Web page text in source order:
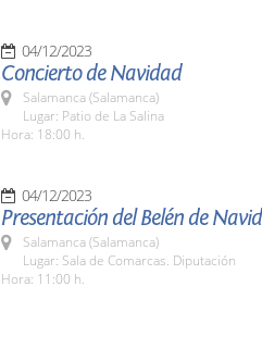
04/12/2023
Concierto de Navidad
Salamanca (Salamanca)
Lugar: Patio de La Salina
Hora: 18:00 h.
04/12/2023
Presentación del Belén de
Salamanca (Salamanca)
Lugar: Sala de Comarcas. Diputación
Hora: 11:00 h.